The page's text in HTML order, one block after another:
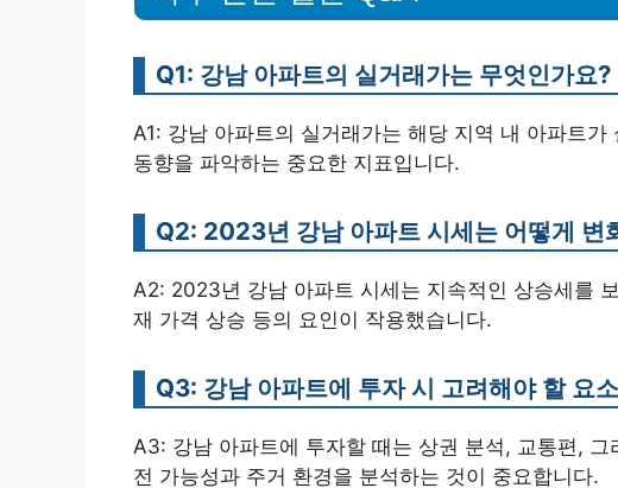
Q1: 강남 아파트의 실거래가는 무엇인가요?
A1: 강남 아파트의 실거래가는 해당 지역 내 아파트
동향을 파악하는 중요한 지표입니다.
Q2: 2023년 강남 아파트 시세는 어떻게 변
A2: 2023년 강남 아파트 시세는 지속적인 상승세를
재 가격 상승 등의 요인이 작용했습니다.
Q3: 강남 아파트에 투자 시 고려해야 할 요
A3: 강남 아파트에 투자할 때는 상권 분석, 교통편,
전 가능성과 주거 환경을 분석하는 것이 중요합니다.